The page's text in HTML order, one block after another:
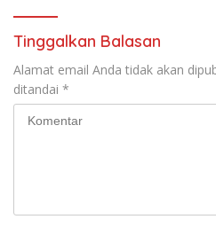
Tinggalkan Balasan
Alamat email Anda tidak akan
ditandai *